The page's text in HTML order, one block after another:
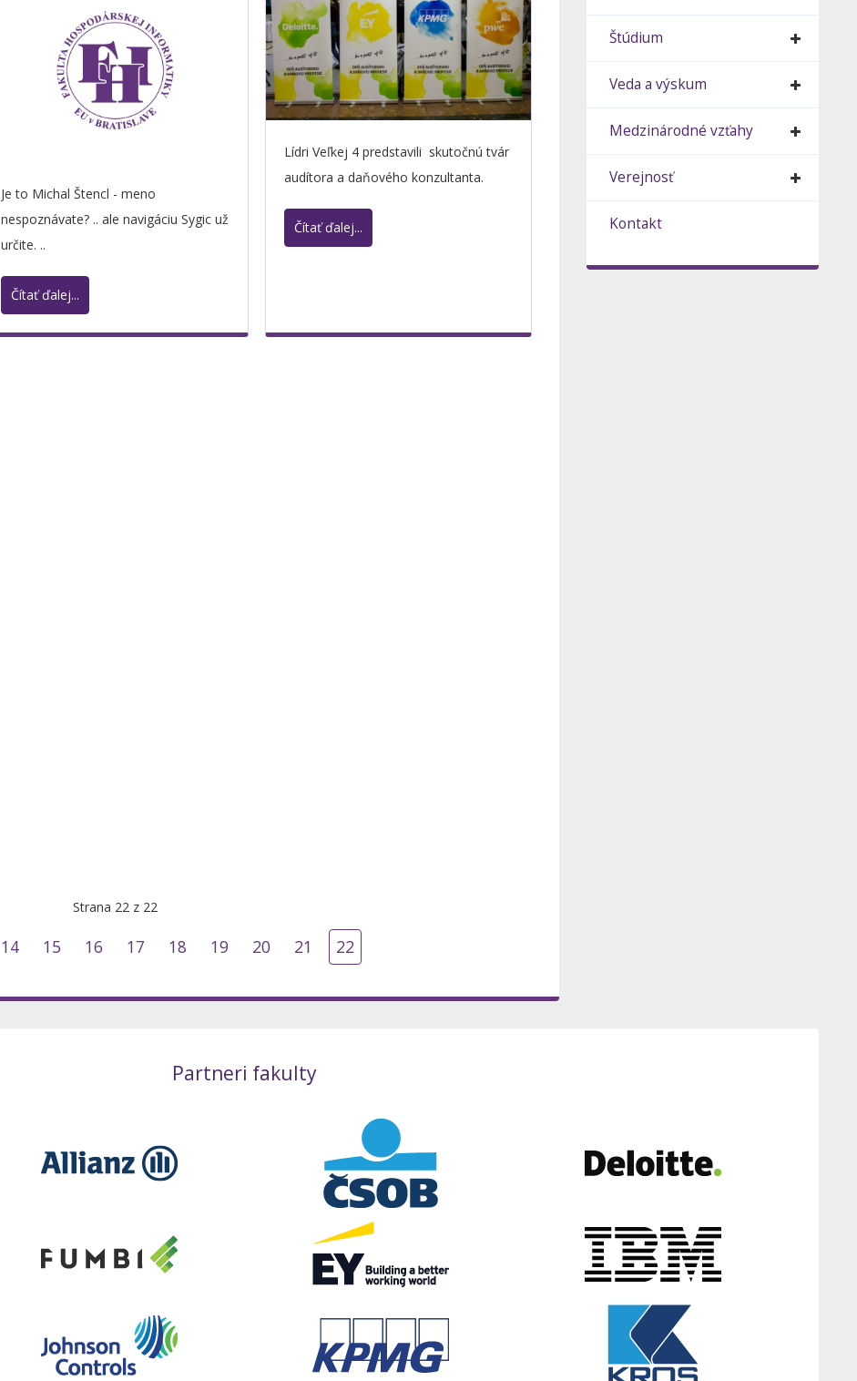
Je to Michal Štencl - meno
nespoznávate? .. ale navigáciu Sygic už
určite. ..
Čítať ďalej...
Lídri Veľkej 4 predstavili skutočnú tvár
audítora a daňového konzultanta.
Čítať ďalej...
Strana 22 z 22
14 15 16 17 18 19 20 21 22
Štúdium
Veda a výskum
Medzinárodné vzťahy
Verejnosť
Kontakt
Partneri fakulty